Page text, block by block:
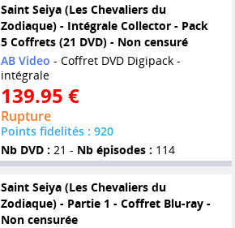
Saint Seiya (Les Chevaliers du
Zodiaque) - Intégrale Collector - Pack
5 Coffrets (21 DVD) - Non censuré
AB Video - Coffret DVD Digipack -
intégrale
139.95 €
Rupture
Points fidelités : 920
Nb DVD : 21 - Nb épisodes : 114
Saint Seiya (Les Chevaliers du
Zodiaque) - Partie 1 - Coffret Blu-ray -
Non censurée